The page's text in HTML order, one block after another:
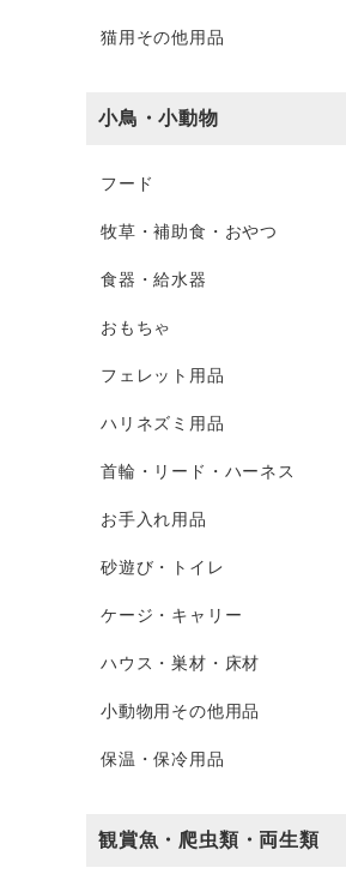
猫用その他用品
小鳥・小動物
フード
牧草・補助食・おやつ
食器・給水器
おもちゃ
フェレット用品
ハリネズミ用品
首輪・リード・ハーネス
お手入れ用品
砂遊び・トイレ
ケージ・キャリー
ハウス・巣材・床材
小動物用その他用品
保温・保冷用品
観賞魚・爬虫類・両生類